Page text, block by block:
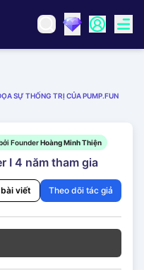
SỰ THỐNG TRỊ CỦA PUMP.FUN
FounderHoàng Minh Thiện
I 4 năm tham gia
viết Theo dõi tác giả